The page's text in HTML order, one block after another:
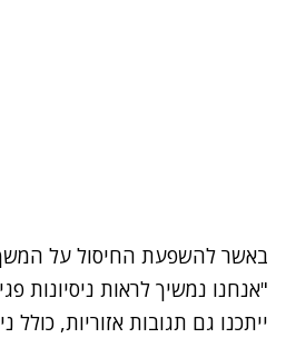
באשר להשפעת החיסול על
"אנחנו נמשיך לראות ניסיונות
ייתכנו גם תגובות אזוריות, כולל